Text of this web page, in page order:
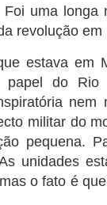
uma longa
revolução em
estava em
papel do
nem
militar do
pequena.
unidades
o fato é